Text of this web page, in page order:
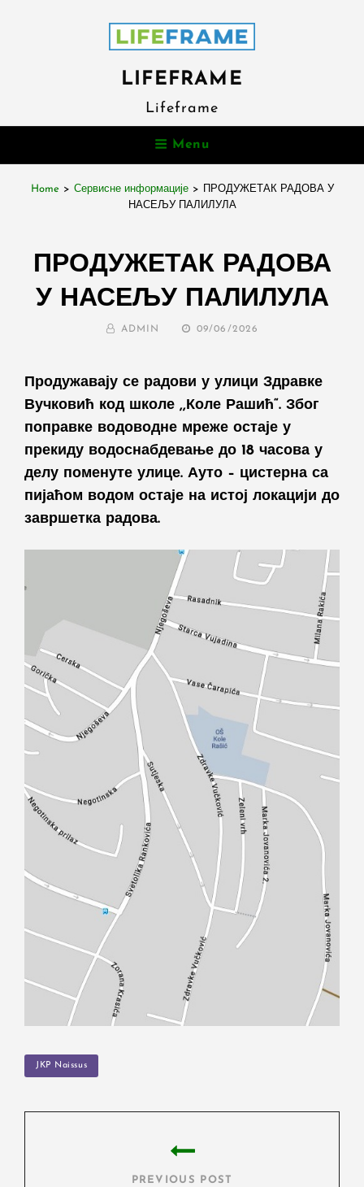
LIFEFRAME
Lifeframe
Menu
Home > Сервисне информације >
ПРОДУЖЕТАК РАДОВА У
НАСЕЉУ ПАЛИЛУЛА
ПРОДУЖЕТАК РАДОВА
У НАСЕЉУ ПАЛИЛУЛА
BY ADMIN
POSTED
09/06/2026
Продужавају се радови у улици Здравке
Вучковић код школе ,,Коле Рашић“. Због
поправке водоводне мреже остаје у
прекиду водоснабдевање до 18 часова у
делу поменуте улице. Ауто – цистерна са
пијаћом водом остаје на истој локацији до
завршетка радова.
TAGS
JKP Naissus
PREVIOUS POST